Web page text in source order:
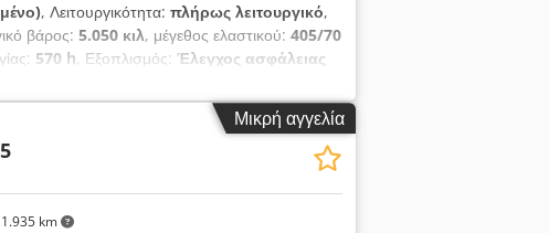
, Λειτουργικότητα: πλήρως λειτουργικό,
βάρος: 5.050 κιλ, μέγεθος ελαστικού: 405/70
570 h, Εξοπλισμός: Έλεγχος ασφάλειας
πρόσθετοι προβολείς, τυπικός κάδος,
σύστημα συνεχούς κυκλώματος,
Grammer, Ελαστικά Mitas 405/70 R18,
εργασίας, προετοιμασία ραδιοφώνου,
κοπής και επομένως 1 κυβικό μέτρο, πιρούνι
Μικρή αγγελία
km